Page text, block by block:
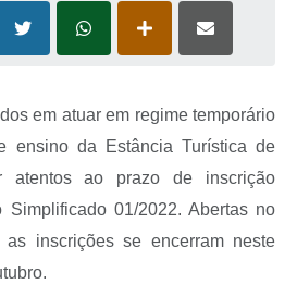
em atuar em regime temporário
ensino da Estância Turística de
atentos ao prazo de inscrição
Simplificado 01/2022. Abertas no
inscrições se encerram neste